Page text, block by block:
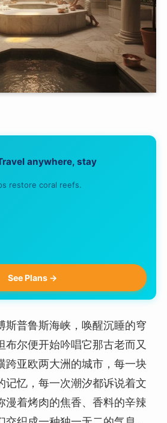
anywhere, stay
restore coral reefs.
See Plans →
斯普鲁斯海峡，唤醒沉睡的穹
布尔便开始吟唱它那古老而又
跨亚欧两大洲的城市，每一块
记忆，每一次潮汐都诉说着文
漫着烤肉的焦香、香料的辛辣